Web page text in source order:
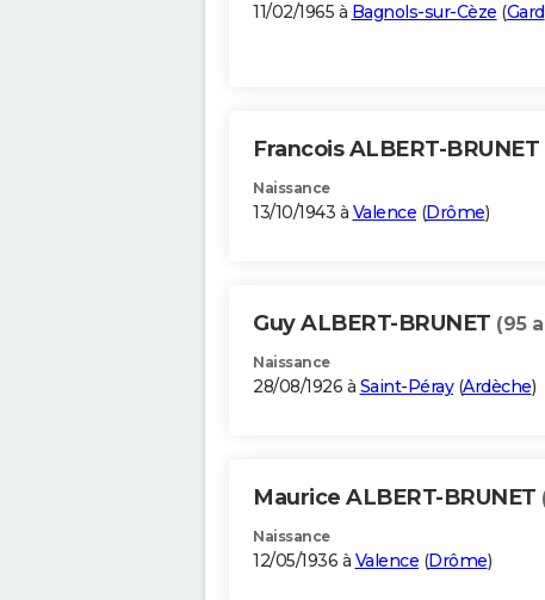
11/02/1965 à Bagnols-sur-Cèze (Gard
Francois ALBERT-BRUNET
Naissance
13/10/1943 à Valence (Drôme)
Guy ALBERT-BRUNET (95
Naissance
28/08/1926 à Saint-Péray(Ardèche)
Maurice ALBERT-BRUNET
Naissance
12/05/1936 à Valence (Drôme)